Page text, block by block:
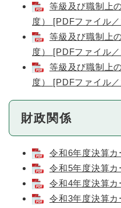
等級及び職制上
度） [PDFファイル
等級及び職制上
度） [PDFファイル
等級及び職制上
度） [PDFファイル
財政関係
令和6年度決算
令和5年度決算
令和4年度決算
令和3年度決算